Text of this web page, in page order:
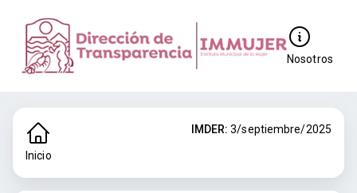
Nosotros
Inicio
IMDER:3/septiembre/2025